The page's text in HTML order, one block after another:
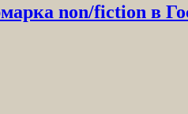
non/fiction в